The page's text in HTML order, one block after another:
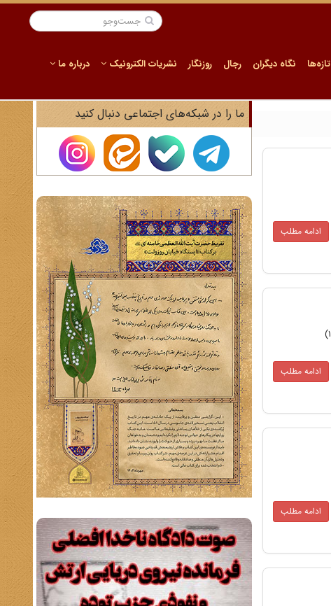
تازه‌ها نگاه دیگران رجال روزنگار نشریات الکترونیک درباره ما
ادامه مطلب
ادامه مطلب
ادامه مطلب
ما را در شبکه‌های اجتماعی دنبال کنید